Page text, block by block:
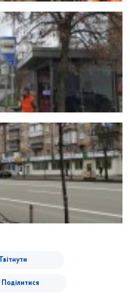
Твітнути
Поділитися